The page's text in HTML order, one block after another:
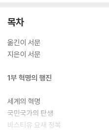
의 정치·경제·사회·문화의 구조와
프랑스 혁명에 관심 있는 일반 독자
프랑스 혁명의 핵심과 큰 줄기를 단
으로 구축할 수 있도록 도와주는 조
목차
옮긴이 서문
지은이 서문
1부 혁명의 행진
세계의 혁명
국민국가의 탄생
바스티유 요새 정복